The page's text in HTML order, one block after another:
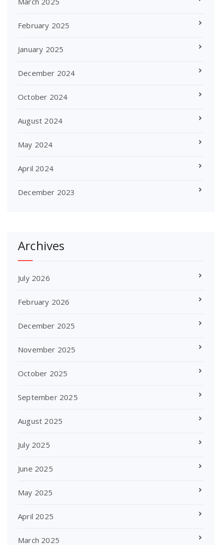
February 2025
January 2025
December 2024
October 2024
August 2024
May 2024
April 2024
December 2023
Archives
July 2026
February 2026
December 2025
November 2025
October 2025
September 2025
August 2025
July 2025
June 2025
May 2025
April 2025
March 2025